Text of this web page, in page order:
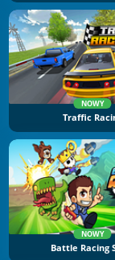
NOWY
Traffic
NOWY
Battle Racing